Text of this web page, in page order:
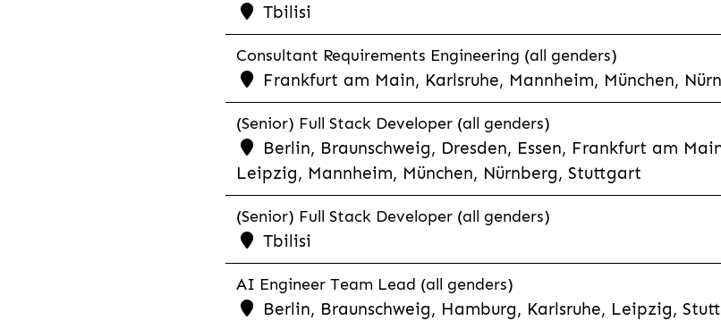
Tbilisi
Consultant Requirements Engineering (all genders)
Frankfurt am Main, Karlsruhe, Mannheim, München,
(Senior) Full Stack Developer (all genders)
Berlin, Braunschweig, Dresden, Essen, Frankfurt am
Leipzig, Mannheim, München, Nürnberg, Stuttgart
(Senior) Full Stack Developer (all genders)
Tbilisi
AI Engineer Team Lead (all genders)
Berlin, Braunschweig, Hamburg, Karlsruhe, Leipzig,